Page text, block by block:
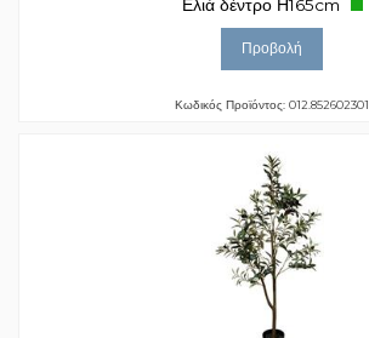
Ελιά δέντρο Η165cm
Προβολή
Κωδικός Προϊόντος: 012.852602301